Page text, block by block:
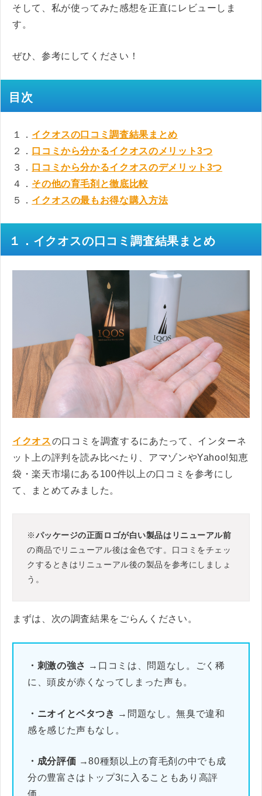
そして、私が使ってみた感想を正直にレビューしま
す。
ぜひ、参考にしてください！
目次
１． イクオスの口コミ調査結果まとめ
２． 口コミから分かるイクオスのメリット3つ
３． 口コミから分かるイクオスのデメリット3つ
４． その他の育毛剤と徹底比較
５． イクオスの最もお得な購入方法
１．イクオスの口コミ調査結果まとめ
イクオスの口コミを調査するにあたって、インターネ
ット上の評判を読み比べたり、アマゾンやYahoo!知恵
袋・楽天市場にある100件以上の口コミを参考にし
て、まとめてみました。
※パッケージの正面ロゴが白い製品はリニューアル前
の商品でリニューアル後は金色です。口コミをチェッ
クするときはリニューアル後の製品を参考にしましょ
う。
まずは、次の調査結果をごらんください。
・刺激の強さ →口コミは、問題なし。ごく稀
に、頭皮が赤くなってしまった声も。
・ニオイとベタつき →問題なし。無臭で違和
感を感じた声もなし。
・成分評価 →80種類以上の育毛剤の中でも成
分の豊富さはトップ3に入ることもあり高評